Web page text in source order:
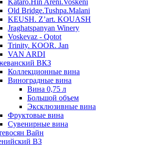
Kataro.Hin Areni.Voskeni
Old Bridge.Tushpa.Malani
KEUSH. Z’art. KOUASH
Jraghatspanyan Winery
Voskevaz - Qotot
Trinity. KOOR. Jan
VAN ARDI
ВКЗ
Коллекционные вина
Виноградные вина
Вина 0,75 л
Большой объем
Эксклюзивные вина
Фруктовые вина
Cувенирные вина
Вайн
ВЗ